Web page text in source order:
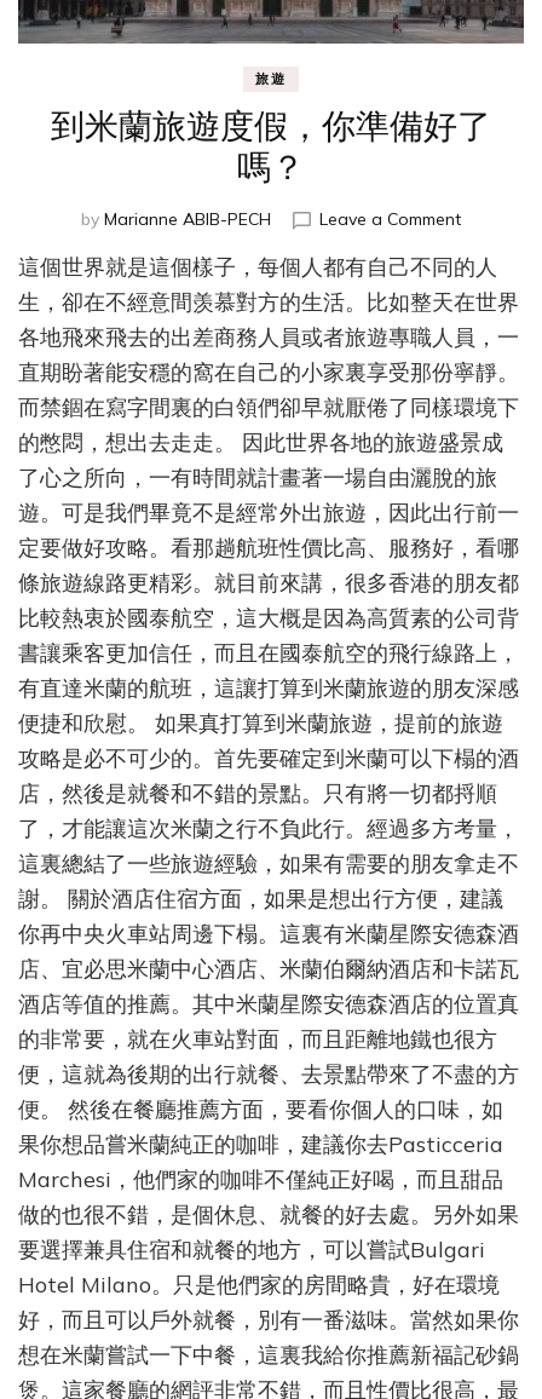
旅遊
到米蘭旅遊度假，你準備好了
嗎？
by Marianne ABIB-PECH Leave a Commenton
米
蘭
旅
遊
度
假，
你
準
備
了
嗎？
這個世界就是這個樣子，每個人都有自己不同的人
生，卻在不經意間羡慕對方的生活。比如整天在世界
各地飛來飛去的出差商務人員或者旅遊專職人員，一
直期盼著能安穩的窩在自己的小家裏享受那份寧靜。
而禁錮在寫字間裏的白領們卻早就厭倦了同樣環境下
的憋悶，想出去走走。 因此世界各地的旅遊盛景成
了心之所向，一有時間就計畫著一場自由灑脫的旅
遊。可是我們畢竟不是經常外出旅遊，因此出行前一
定要做好攻略。看那趟航班性價比高、服務好，看哪
條旅遊線路更精彩。就目前來講，很多香港的朋友都
比較熱衷於國泰航空，這大概是因為高質素的公司背
書讓乘客更加信任，而且在國泰航空的飛行線路上，
有直達米蘭的航班，這讓打算到米蘭旅遊的朋友深感
便捷和欣慰。 如果真打算到米蘭旅遊，提前的旅遊
攻略是必不可少的。首先要確定到米蘭可以下榻的酒
店，然後是就餐和不錯的景點。只有將一切都捋順
了，才能讓這次米蘭之行不負此行。經過多方考量，
這裏總結了一些旅遊經驗，如果有需要的朋友拿走不
謝。 關於酒店住宿方面，如果是想出行方便，建議
你再中央火車站周邊下榻。這裏有米蘭星際安德森酒
店、宜必思米蘭中心酒店、米蘭伯爾納酒店和卡諾瓦
酒店等值的推薦。其中米蘭星際安德森酒店的位置真
的非常要，就在火車站對面，而且距離地鐵也很方
便，這就為後期的出行就餐、去景點帶來了不盡的方
便。 然後在餐廳推薦方面，要看你個人的口味，如
果你想品嘗米蘭純正的咖啡，建議你去Pasticceria
Marchesi，他們家的咖啡不僅純正好喝，而且甜品
做的也很不錯，是個休息、就餐的好去處。另外如果
要選擇兼具住宿和就餐的地方，可以嘗試Bulgari
Hotel Milano。只是他們家的房間略貴，好在環境
好，而且可以戶外就餐，別有一番滋味。當然如果你
想在米蘭嘗試一下中餐，這裏我給你推薦新福記砂鍋
煲。這家餐廳的網評非常不錯，而且性價比很高，最